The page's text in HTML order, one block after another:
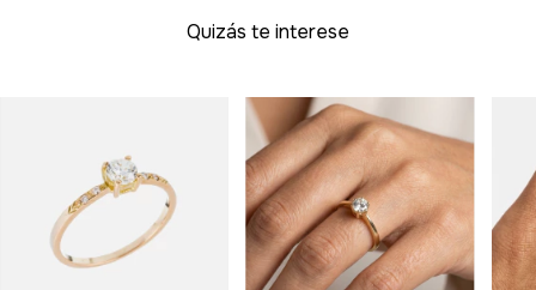
Quizás te interese